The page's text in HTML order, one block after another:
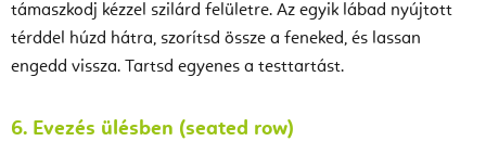
támaszkodj kézzel szilárd felületre. Az egyik lábad nyújtott
térddel húzd hátra, szorítsd össze a feneked, és lassan
engedd vissza. Tartsd egyenes a testtartást.
6. Evezés ülésben (seated row)